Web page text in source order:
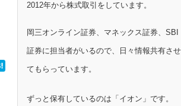
2012年から株式取引をしています。
岡三オンライン証券、マネックス証券、SBI
証券に担当者がいるので、日々情報共有させ
てもらっています。
ずっと保有しているのは「イオン」です。